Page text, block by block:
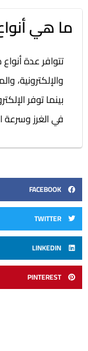
ما هي
تتوافر عدة
والإلكترونية،
بينما توفر
في الغرز وسرعة
FACEBOOK
TWITTER
LINKEDIN
PINTEREST